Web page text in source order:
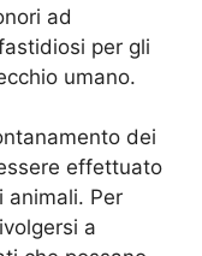
ad
per gli
umano.
dei
effettuato
animali. Per
a